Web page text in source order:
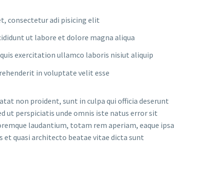
consectetur adi pisicing elit
ut labore et dolore magna aliqua
exercitation ullamco laboris nisiut aliquip
in voluptate velit esse
non proident, sunt in culpa qui officia deserunt
ut perspiciatis unde omnis iste natus error sit
laudantium, totam rem aperiam, eaque ipsa
quasi architecto beatae vitae dicta sunt